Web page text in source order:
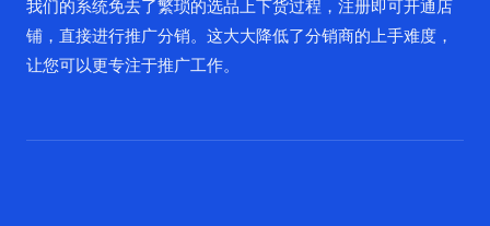
我们的系统免去了繁琐的选品上下货过程，注册即可开通店
铺，直接进行推广分销。这大大降低了分销商的上手难度，
让您可以更专注于推广工作。